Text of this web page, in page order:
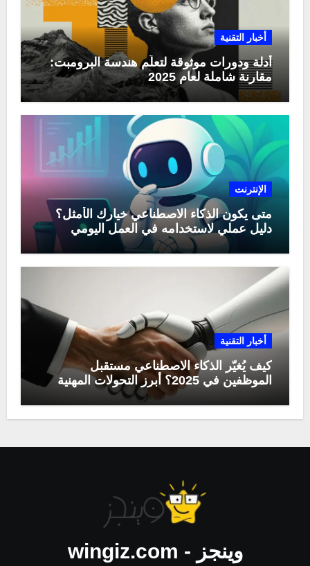
أخبار التقنية
أدلة ودورات موثوقة لتعلّم هندسة البرومبت:
مقارنة شاملة لعام 2025
الإنترنت
متى يكون الذكاء الاصطناعي خيارك الأمثل؟
دليل عملي لاستخدامه في العمل اليومي
أخبار التقنية
كيف يُغيّر الذكاء الاصطناعي مستقبل
الموظفين في 2025؟ أبرز التحولات المهنية
وينجز - wingiz.com